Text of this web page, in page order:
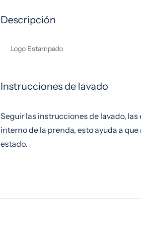
Descripción
Logo Estampado
Instrucciones de lavado
Seguir las instrucciones de lavado,
interno de la prenda, esto ayuda a
estado.